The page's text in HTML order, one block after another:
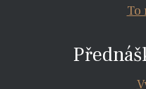
To